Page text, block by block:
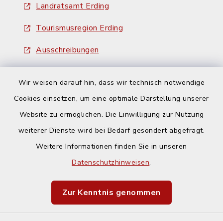
Wir weisen darauf hin, dass wir technisch notwendige
Cookies einsetzen, um eine optimale Darstellung unserer
Website zu ermöglichen. Die Einwilligung zur Nutzung
weiterer Dienste wird bei Bedarf gesondert abgefragt.
Weitere Informationen finden Sie in unseren
Datenschutzhinweisen.
Zur Kenntnis genommen
Landratsamt Erding
Tourismusregion Erding
Ausschreibungen
Barrierefreiheit
Impressum